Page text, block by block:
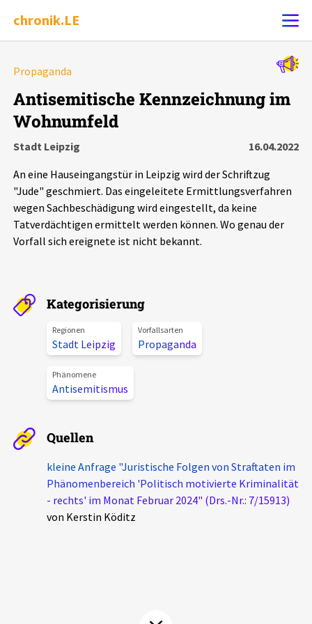
chronik.LE
Chronik
Leipziger Zustände
Schlaglichter
Aktuelles
Veranstaltungen
Podcasts
Über uns
Kontakt
Unterstützer_innen
chronik.LE in der Presse
Propaganda
Antisemitische Kennzeichnung im
Wohnumfeld
Stadt Leipzig
16.04.2022
An eine Hauseingangstür in Leipzig wird der Schriftzug
"Jude" geschmiert. Das eingeleitete Ermittlungsverfahren
wegen Sachbeschädigung wird eingestellt, da keine
Tatverdächtigen ermittelt werden können. Wo genau der
Vorfall sich ereignete ist nicht bekannt.
Kategorisierung
Regionen
Stadt Leipzig
Vorfallsarten
Propaganda
Phänomene
Antisemitismus
Quellen
kleine Anfrage "Juristische Folgen von Straftaten im
Phänomenbereich 'Politisch motivierte Kriminalität
- rechts' im Monat Februar 2024" (Drs.-Nr.: 7/15913)
von Kerstin Köditz
Alle Ereignisse
Ereignisse
Ereignisse